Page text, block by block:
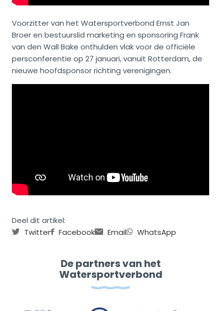
Voorzitter van het Watersportverbond Ernst Jan
Broer en bestuurslid marketing en sponsoring Frank
van den Wall Bake onthulden vlak voor de officiële
persconferentie op 27 januari, vanuit Rotterdam, de
nieuwe hoofdsponsor richting verenigingen.
Deel dit artikel:
Twitter
Facebook Email WhatsApp
De partners van het
Watersportverbond